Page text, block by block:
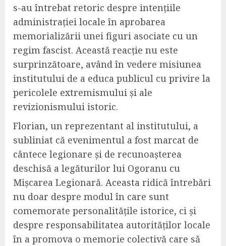
s-au întrebat retoric despre intențiile
administrației locale în aprobarea
memorializării unei figuri asociate cu un
regim fascist. Această reacție nu este
surprinzătoare, având în vedere misiunea
institutului de a educa publicul cu privire la
pericolele extremismului și ale
revizionismului istoric.
Florian, un reprezentant al institutului, a
subliniat că evenimentul a fost marcat de
cântece legionare și de recunoașterea
deschisă a legăturilor lui Ogoranu cu
Mișcarea Legionară. Aceasta ridică întrebări
nu doar despre modul în care sunt
comemorate personalitățile istorice, ci și
despre responsabilitatea autorităților locale
în a promova o memorie colectivă care să